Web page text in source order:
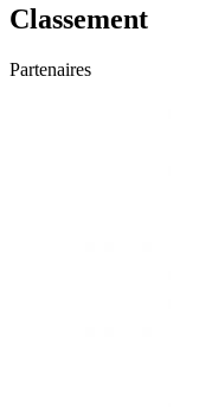
Classement
Partenaires